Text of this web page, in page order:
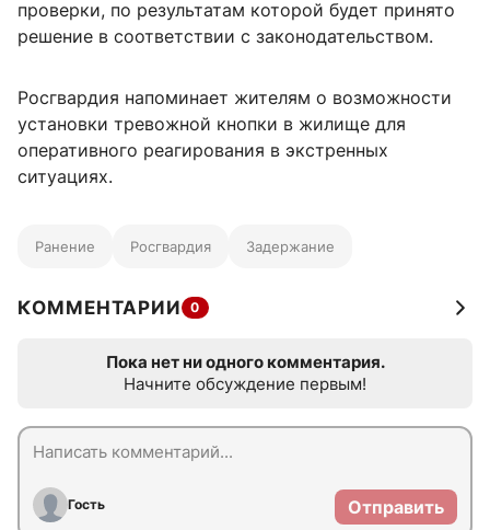
проверки, по результатам которой будет принято
решение в соответствии с законодательством.
Росгвардия напоминает жителям о возможности
установки тревожной кнопки в жилище для
оперативного реагирования в экстренных
ситуациях.
Ранение Росгвардия Задержание
КОММЕНТАРИИ 0
Пока нет ни одного комментария.
Начните обсуждение первым!
Гость Отправить